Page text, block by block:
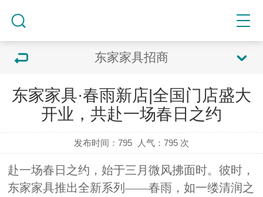
东家家具招商
东家家具·春雨新店|全国门店盛大
开业，共赴一场春日之约
发布时间：795 人气： 795 次
赴一场春日之约，始于三月微风拂面时。彼时，
东家家具推出全新系列——春雨，如一缕清润之